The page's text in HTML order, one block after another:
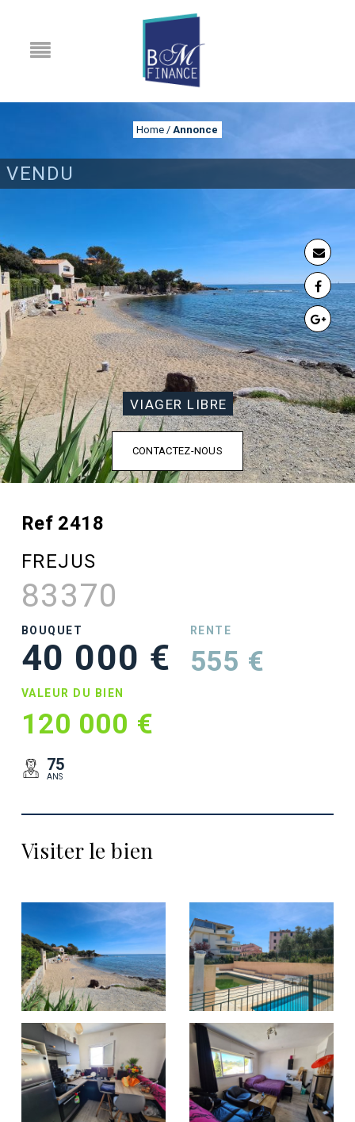
VENDU
Home / Annonce
VIAGER LIBRE
CONTACTEZ-NOUS
Ref 2418
FREJUS
83370
BOUQUET
40 000 €
RENTE
555 €
VALEUR DU BIEN
120 000 €
75
ANS
Visiter le bien